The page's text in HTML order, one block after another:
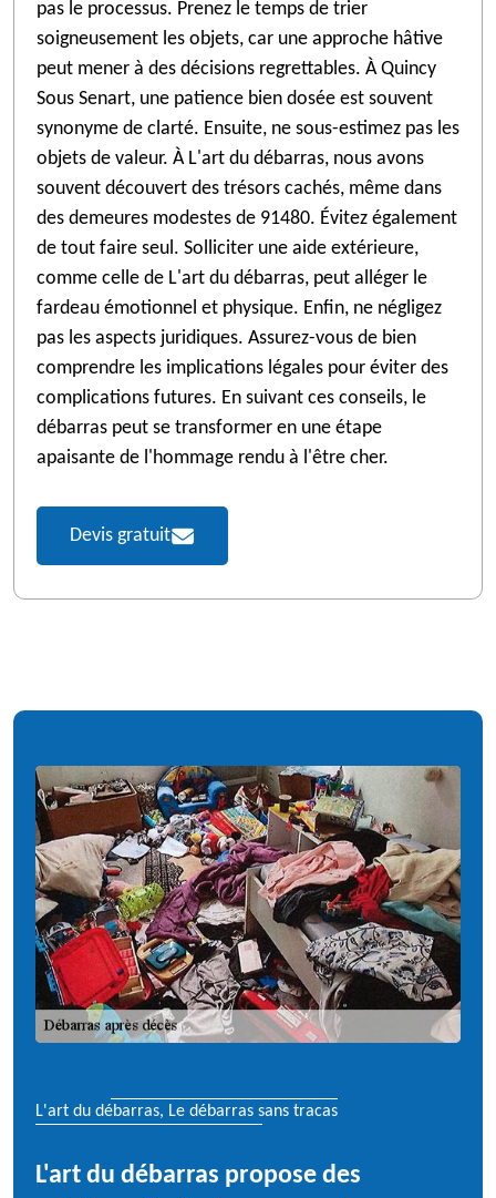
pas le processus. Prenez le temps de trier
soigneusement les objets, car une approche hâtive
peut mener à des décisions regrettables. À Quincy
Sous Senart, une patience bien dosée est souvent
synonyme de clarté. Ensuite, ne sous-estimez pas les
objets de valeur. À L'art du débarras, nous avons
souvent découvert des trésors cachés, même dans
des demeures modestes de 91480. Évitez également
de tout faire seul. Solliciter une aide extérieure,
comme celle de L'art du débarras, peut alléger le
fardeau émotionnel et physique. Enfin, ne négligez
pas les aspects juridiques. Assurez-vous de bien
comprendre les implications légales pour éviter des
complications futures. En suivant ces conseils, le
débarras peut se transformer en une étape
apaisante de l'hommage rendu à l'être cher.
Devis gratuit
L'art du débarras, Le débarras sans tracas
L'art du débarras propose des